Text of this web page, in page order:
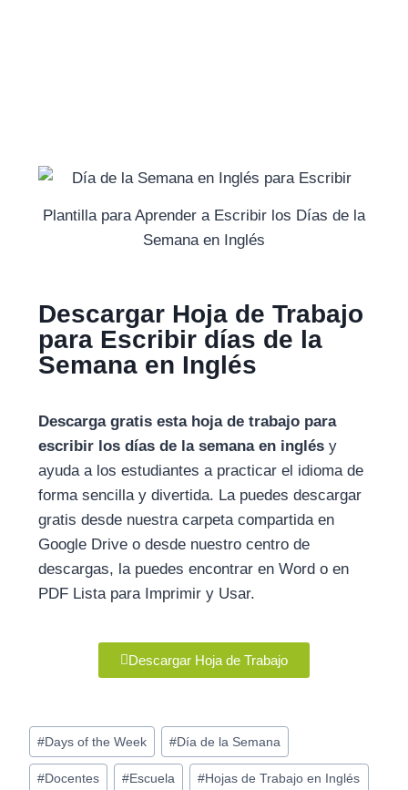
Plantilla para Aprender a Escribir los Días de la
Semana en Inglés
Descargar Hoja de Trabajo
para Escribir días de la
Semana en Inglés
Descarga gratis esta hoja de trabajo para
escribir los días de la semana en inglés y
ayuda a los estudiantes a practicar el idioma de
forma sencilla y divertida. La puedes descargar
gratis desde nuestra carpeta compartida en
Google Drive o desde nuestro centro de
descargas, la puedes encontrar en Word o en
PDF Lista para Imprimir y Usar.
Descargar Hoja de Trabajo
#Days of the Week #Día de la Semana
#Docentes #Escuela #Hojas de Trabajo en Inglés